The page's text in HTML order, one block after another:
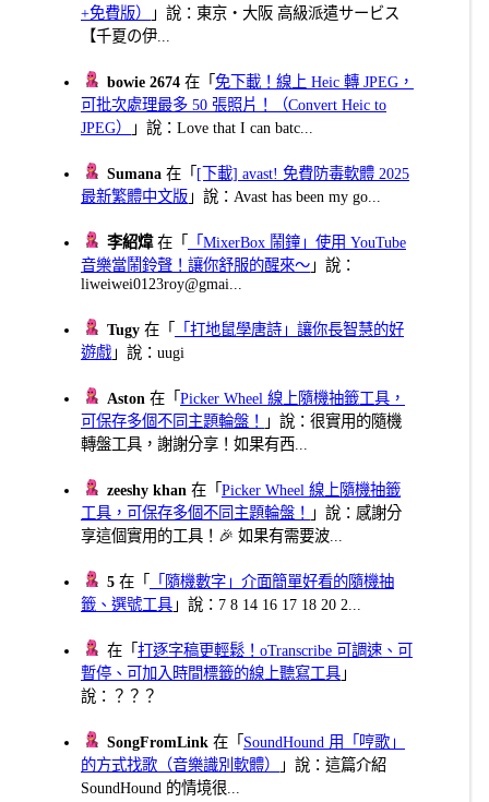
+免費版）
」說：東京・大阪 高級派遣サービス
【千夏の伊...
bowie 2674 在「免下載！線上 Heic 轉 JPEG，
可批次處理最多 50 張照片！（Convert Heic to
JPEG）
」說：Love that I can batc...
Sumana 在「 [下載] avast! 免費防毒軟體 2025
最新繁體中文版 」說：Avast has been my go...
李紹煒在「
「MixerBox 鬧鐘」使用 YouTube
音樂當鬧鈴聲！讓你舒服的醒來～ 」說：
liweiwei0123roy@gmai...
Tugy 在「
「打地鼠學唐詩」讓你長智慧的好
遊戲 」說：uugi
Aston 在「Picker Wheel 線上隨機抽籤工具，
可保存多個不同主題輪盤！
」說：很實用的隨機
轉盤工具，謝謝分享！如果有西...
zeeshy khan 在「Picker Wheel 線上隨機抽籤
工具，可保存多個不同主題輪盤！
」說：感謝分
享這個實用的工具！🎉 如果有需要波...
5 在「
「隨機數字」介面簡單好看的隨機抽
籤、選號工具 」說：7 8 14 16 17 18 20 2...
在「打逐字稿更輕鬆！oTranscribe 可調速、可
暫停、可加入時間標籤的線上聽寫工具 」
說：？？？
SongFromLink 在「 SoundHound 用「哼歌」
的方式找歌（音樂識別軟體）
」說：這篇介紹
SoundHound 的情境很...